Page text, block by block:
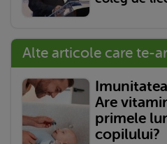
Alte articole care te-
Are
primele
copilului?